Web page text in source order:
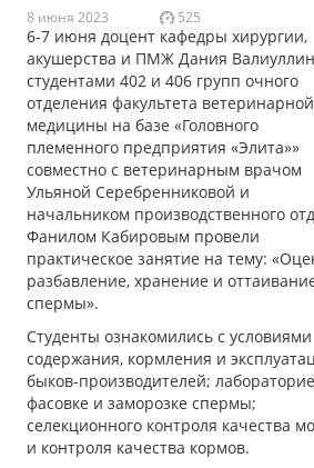
8 июня 2023 525
6-7 июня доцент кафедры хирургии,
акушерства и ПМЖ Дания
студентами 402 и 406 групп очного
отделения факультета ветеринарной
медицины на базе «Головного
племенного предприятия «Элита»»
совместно с ветеринарным врачом
Ульяной Серебренниковой и
начальником производственного
Фанилом Кабировым провели
практическое занятие на тему:
разбавление, хранение и
спермы».
Студенты ознакомились с условиями
содержания, кормления и
быков-производителей;
фасовке и заморозке спермы;
селекционного контроля качества
и контроля качества кормов.